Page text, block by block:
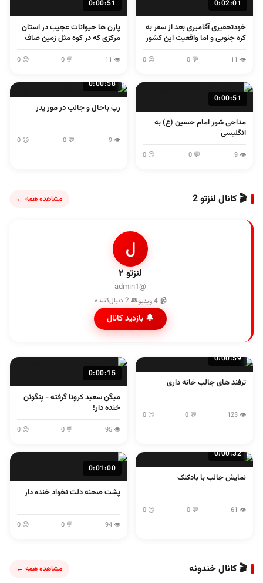
0:02:01
خودتحقیری آقامیری بعد از سفر به
کره جنوبی و اما واقعیت این کشور
👁 11
💬 0
😊 0
0:00:51
پازن ها حیوانات عجیب در استان
مرکزی که در کوه مثل زمین صاف
👁 11
💬 0
😊 0
0:00:51
مداحی شور امام حسین (ع) به
انگلیسی
👁 9
💬 0
😊 0
0:00:58
رپ باحال و جالب در مور پدر
👁 9
💬 0
😊 0
🎬 کانال لنزتو 2 مشاهده همه ←
ل
لنزتو ۲
@admin1
📹 4 ویدیو 👥 2 دنبال‌کننده
🔔 بازدید کانال
0:00:59
ترفند های جالب خانه داری
👁 123
💬 0
😊 0
0:00:15
میگن سعید کرونا گرفته - پنگوئن
خنده دار!
👁 95
💬 0
😊 0
0:00:32
نمایش جالب با بادکنک
👁 61
💬 0
😊 0
0:01:00
پشت صحنه دلت نخواد خنده دار
👁 94
💬 0
😊 0
🎬 کانال خندونه مشاهده همه ←